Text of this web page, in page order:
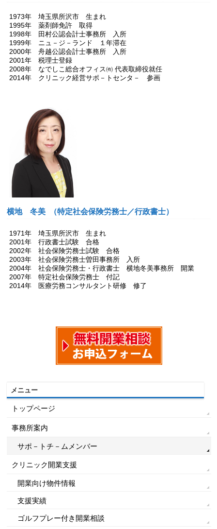
1973年 埼玉県所沢市 生まれ
1995年 薬剤師免許 取得
1998年 田村公認会計士事務所 入所
1999年 ニュ－ジ－ランド １年滞在
2000年 舟越公認会計士事務所 入所
2001年 税理士登録
2008年 なでしこ総合オフィス㈲ 代表取締役就任
2014年 クリニック経営サポ－トセンタ－ 参画
横地 冬美 （特定社会保険労務士／行政書士）
1971年 埼玉県所沢市 生まれ
2001年 行政書士試験 合格
2002年 社会保険労務士試験 合格
2003年 社会保険労務士曽田事務所 入所
2004年 社会保険労務士・行政書士 横地冬美事務所 開業
2007年 特定社会保険労務士 付記
2014年 医療労務コンサルタント研修 修了
メニュー
トップページ
事務所案内
サポ－トチ－ムメンバー
クリニック開業支援
開業向け物件情報
支援実績
ゴルフプレー付き開業相談